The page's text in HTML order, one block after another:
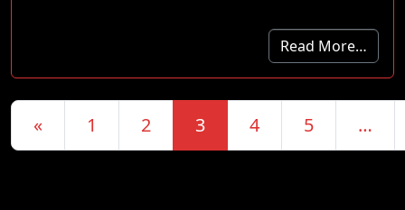
Read More…
Posts navigation
« 1 2 3 4 5 …